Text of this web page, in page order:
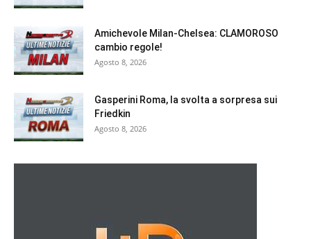
Amichevole Milan-Chelsea: CLAMOROSO
cambio regole!
Agosto 8, 2026
Gasperini Roma, la svolta a sorpresa sui
Friedkin
Agosto 8, 2026